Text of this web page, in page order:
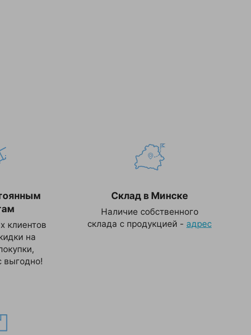
клиентов
на
выгодно!
Склад в Минске
Наличие собственного
склада с продукцией - адрес